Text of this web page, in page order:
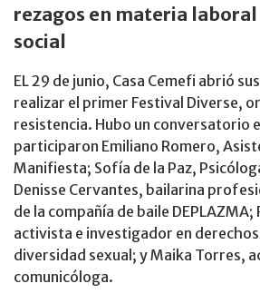
rezagos en materia laboral
social
EL 29 de junio, Casa Cemefi abrió
realizar el primer Festival Diverse,
resistencia. Hubo un conversatorio
participaron Emiliano Romero,
Manifiesta; Sofía de la Paz,
Denisse Cervantes, bailarina
de la compañía de baile
activista e investigador en
diversidad sexual; y Maika Torres,
comunicóloga.